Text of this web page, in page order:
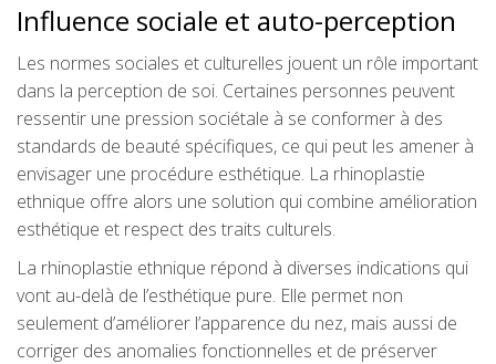
Influence sociale et auto-perception
Les normes sociales et culturelles jouent un rôle important
dans la perception de soi. Certaines personnes peuvent
ressentir une pression sociétale à se conformer à des
standards de beauté spécifiques, ce qui peut les amener à
envisager une procédure esthétique. La rhinoplastie
ethnique offre alors une solution qui combine amélioration
esthétique et respect des traits culturels.
La rhinoplastie ethnique répond à diverses indications qui
vont au-delà de l’esthétique pure. Elle permet non
seulement d’améliorer l’apparence du nez, mais aussi de
corriger des anomalies fonctionnelles et de préserver